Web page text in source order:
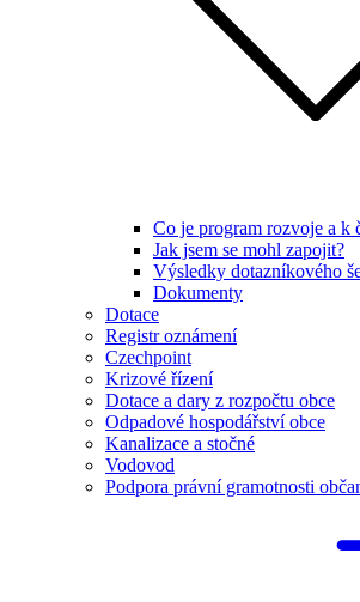
Co je program rozvoje a k
Jak jsem se mohl zapojit?
Výsledky dotazníkového
Dokumenty
Dotace
Registr oznámení
Czechpoint
Krizové řízení
Dotace a dary z rozpočtu obce
Odpadové hospodářství obce
Kanalizace a stočné
Vodovod
Podpora právní gramotnosti